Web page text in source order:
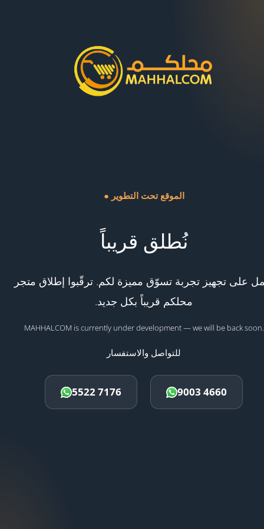
● الموقع تحت التطوير
نُطلق قريباً
على تجهيز تجربة تسوّق مميزة لكم. ترقّبوا إطلاق متجر
محلكم قريباً بكل جديد.
MAHHALCOM is currently under development — we will be back soon.
للتواصل والاستفسار
5522 7176 9003 4660